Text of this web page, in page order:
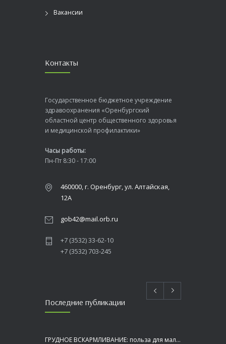
Вакансии
Контакты
Государственное бюджетное учреждение
здравоохранения «Оренбургский
областной центр общественного здоровья
и медицинской профилактики»
Часы работы:
Пн-Пт 8:30 - 17:00
460000, г. Оренбург, ул. Алтайская,
12А
gob42@mail.orb.ru
+7 (3532) 33-62-10
+7 (3532) 703-245
Последние публикации
ГРУДНОЕ ВСКАРМЛИВАНИЕ: польза для малыша и мамы